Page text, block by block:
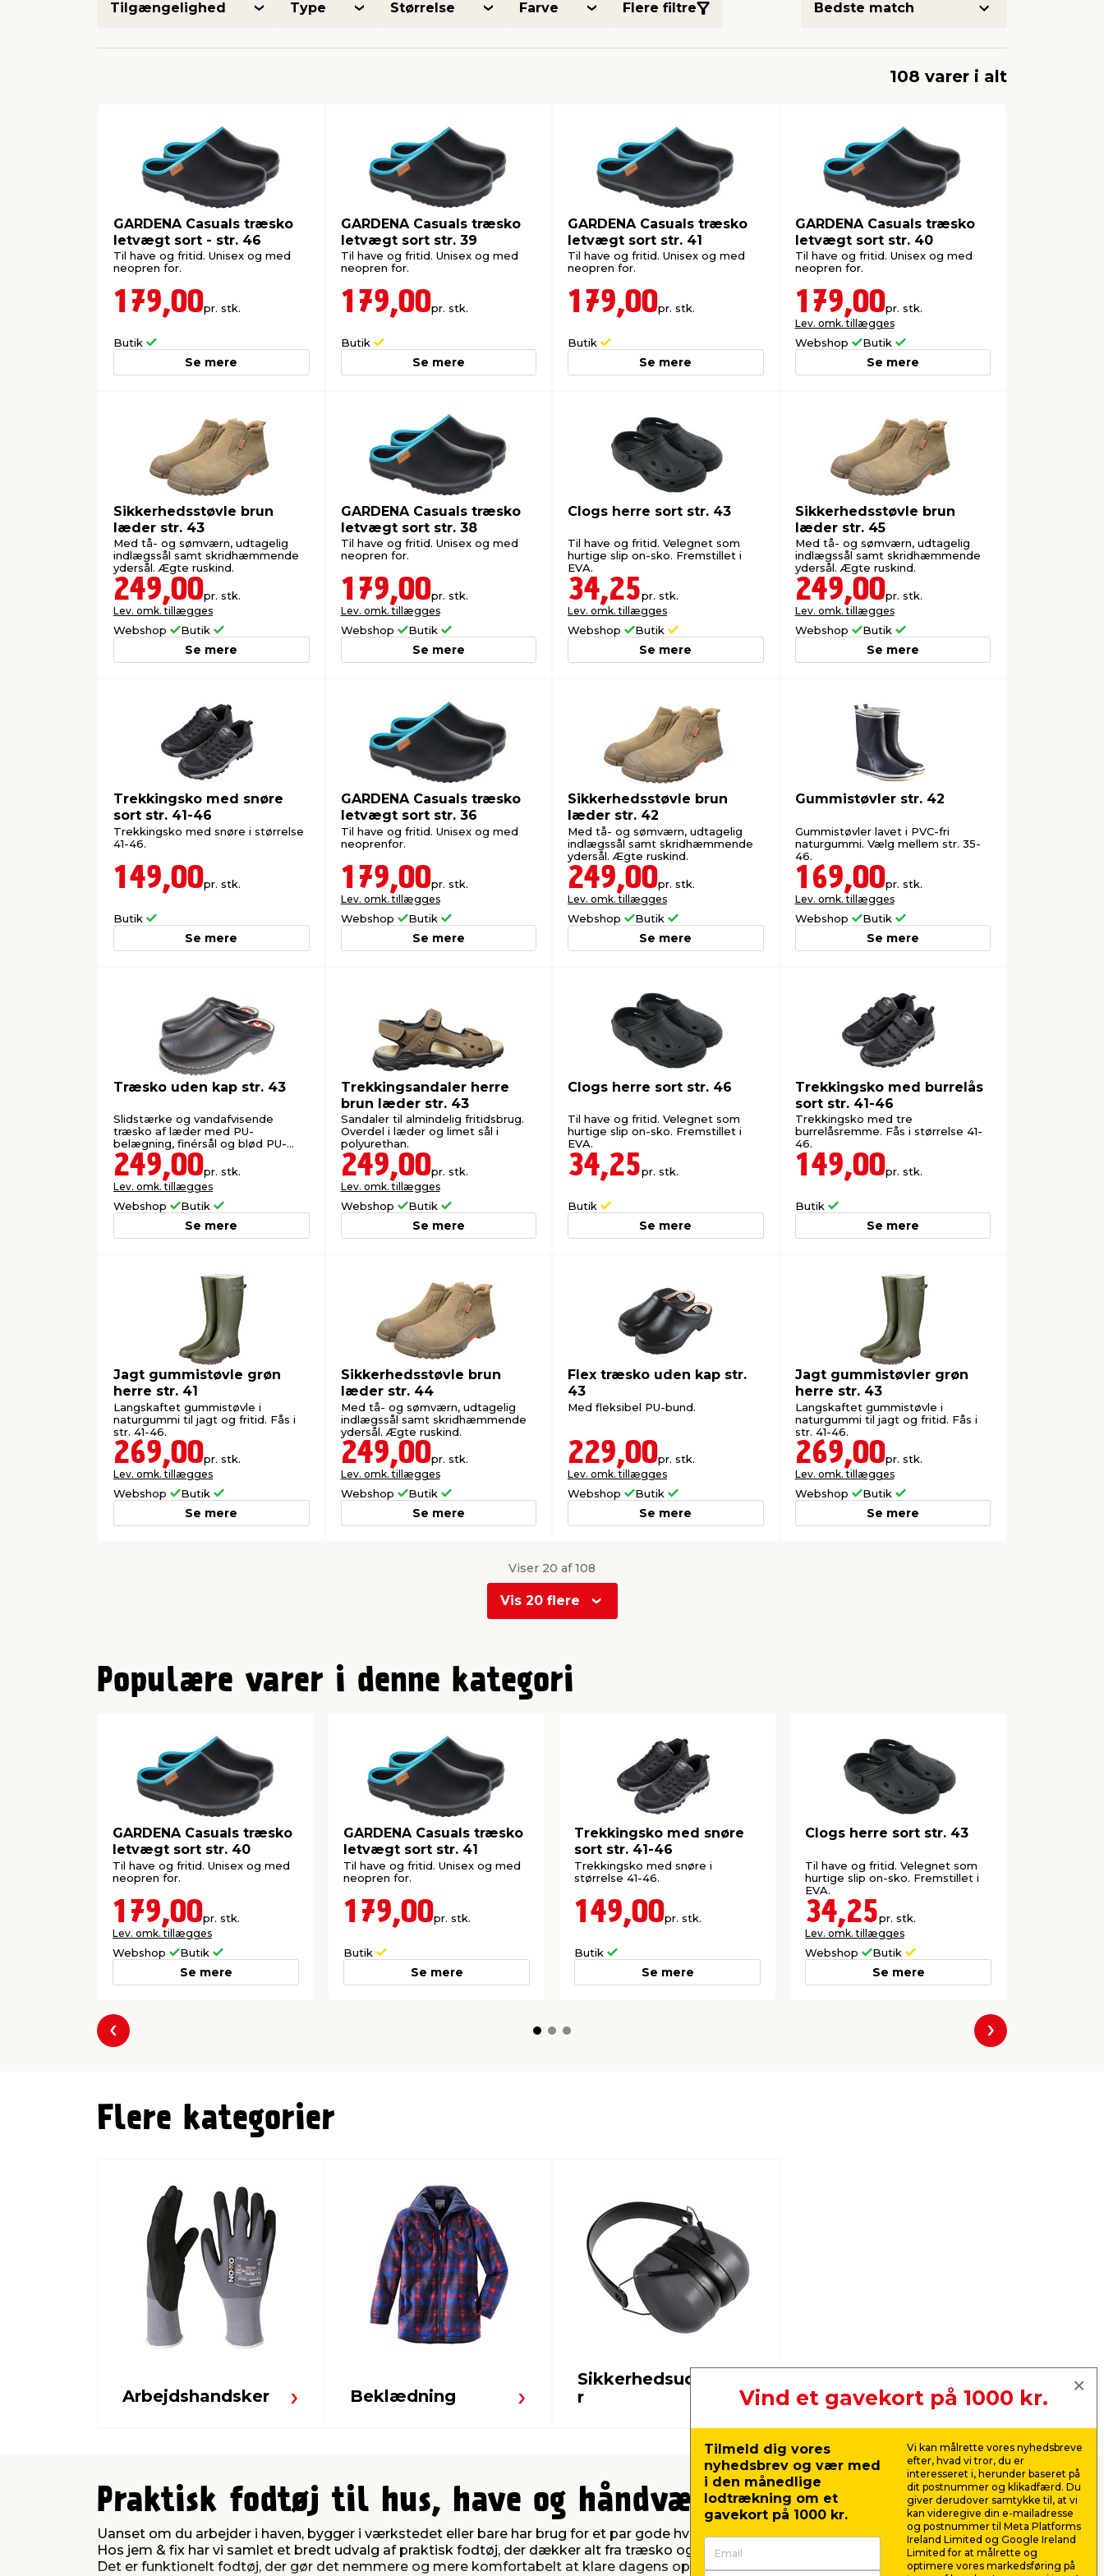
Tilgængelighed Type Størrelse Farve Flere filtre
108 varer i alt
GARDENA Casuals træsko
letvægt sort - str. 46
Til have og fritid. Unisex og med
neopren for.
179,00pr. stk.
Butik
Se mere
GARDENA Casuals træsko
letvægt sort str. 39
Til have og fritid. Unisex og med
neopren for.
179,00pr. stk.
Butik
Se mere
GARDENA Casuals træsko
letvægt sort str. 41
Til have og fritid. Unisex og med
neopren for.
179,00pr. stk.
Butik
Se mere
GARDENA Casuals træsko
letvægt sort str. 40
Til have og fritid. Unisex og med
neopren for.
179,00pr. stk.
Lev. omk. tillægges
Webshop Butik
Se mere
Sikkerhedsstøvle brun
læder str. 43
Med tå- og sømværn, udtagelig
indlægssål samt skridhæmmende
ydersål. Ægte ruskind.
249,00pr. stk.
Lev. omk. tillægges
Webshop Butik
Se mere
GARDENA Casuals træsko
letvægt sort str. 38
Til have og fritid. Unisex og med
neopren for.
179,00pr. stk.
Lev. omk. tillægges
Webshop Butik
Se mere
Clogs herre sort str. 43
Til have og fritid. Velegnet som
hurtige slip on-sko. Fremstillet i
EVA.
34,25pr. stk.
Lev. omk. tillægges
Webshop Butik
Se mere
Sikkerhedsstøvle brun
læder str. 45
Med tå- og sømværn, udtagelig
indlægssål samt skridhæmmende
ydersål. Ægte ruskind.
249,00pr. stk.
Lev. omk. tillægges
Webshop Butik
Se mere
Trekkingsko med snøre
sort str. 41-46
Trekkingsko med snøre i størrelse
41-46.
149,00pr. stk.
Butik
Se mere
GARDENA Casuals træsko
letvægt sort str. 36
Til have og fritid. Unisex og med
neoprenfor.
179,00pr. stk.
Lev. omk. tillægges
Webshop Butik
Se mere
Sikkerhedsstøvle brun
læder str. 42
Med tå- og sømværn, udtagelig
indlægssål samt skridhæmmende
ydersål. Ægte ruskind.
249,00pr. stk.
Lev. omk. tillægges
Webshop Butik
Se mere
Gummistøvler str. 42
Gummistøvler lavet i PVC-fri
naturgummi. Vælg mellem str. 35-
46.
169,00pr. stk.
Lev. omk. tillægges
Webshop Butik
Se mere
Træsko uden kap str. 43
Slidstærke og vandafvisende
træsko af læder med PU-
belægning, finérsål og blød PU-
bund.
249,00pr. stk.
Lev. omk. tillægges
Webshop Butik
Se mere
Trekkingsandaler herre
brun læder str. 43
Sandaler til almindelig fritidsbrug.
Overdel i læder og limet sål i
polyurethan.
249,00pr. stk.
Lev. omk. tillægges
Webshop Butik
Se mere
Clogs herre sort str. 46
Til have og fritid. Velegnet som
hurtige slip on-sko. Fremstillet i
EVA.
34,25pr. stk.
Butik
Se mere
Trekkingsko med burrelås
sort str. 41-46
Trekkingsko med tre
burrelåsremme. Fås i størrelse 41-
46.
149,00pr. stk.
Butik
Se mere
Jagt gummistøvle grøn
herre str. 41
Langskaftet gummistøvle i
naturgummi til jagt og fritid. Fås i
str. 41-46.
269,00pr. stk.
Lev. omk. tillægges
Webshop Butik
Se mere
Sikkerhedsstøvle brun
læder str. 44
Med tå- og sømværn, udtagelig
indlægssål samt skridhæmmende
ydersål. Ægte ruskind.
249,00pr. stk.
Lev. omk. tillægges
Webshop Butik
Se mere
Flex træsko uden kap str.
43
Med fleksibel PU-bund.
229,00pr. stk.
Lev. omk. tillægges
Webshop Butik
Se mere
Jagt gummistøvler grøn
herre str. 43
Langskaftet gummistøvle i
naturgummi til jagt og fritid. Fås i
str. 41-46.
269,00pr. stk.
Lev. omk. tillægges
Webshop Butik
Se mere
Viser 20 af 108
Vis 20 flere
2
3
Populære varer i denne kategori
GARDENA Casuals træsko
letvægt sort str. 40
Til have og fritid. Unisex og med
neopren for.
179,00pr. stk.
Lev. omk. tillægges
Webshop Butik
Se mere
GARDENA Casuals træsko
letvægt sort str. 41
Til have og fritid. Unisex og med
neopren for.
179,00pr. stk.
Butik
Se mere
Trekkingsko med snøre
sort str. 41-46
Trekkingsko med snøre i
størrelse 41-46.
149,00pr. stk.
Butik
Se mere
Clogs herre sort str. 43
Til have og fritid. Velegnet som
hurtige slip on-sko. Fremstillet i
EVA.
34,25pr. stk.
Lev. omk. tillægges
Webshop Butik
Se mere
Forrige Næste
Flere kategorier
Arbejdshandsker Beklædning
Sikkerhedsudsty
r
Praktisk fodtøj til hus, have og håndværk
Uanset om du arbejder i haven, bygger i værkstedet eller bare har brug for et par gode hverdagssko, så finder du det rette fodtøj her.
Hos jem & fix har vi samlet et bredt udvalg af praktisk fodtøj, der dækker alt fra træsko og gummistøvler til trekkingsandaler og -sko.
Det er funktionelt fodtøj, der gør det nemmere og mere komfortabelt at klare dagens opgaver – både inde og ude.
Vind et gavekort på 1000 kr.
Tilmeld dig vores
nyhedsbrev og vær med
i den månedlige
lodtrækning om et
gavekort på 1000 kr.
Vi kan målrette vores nyhedsbreve
efter, hvad vi tror, du er
interesseret i, herunder baseret på
dit postnummer og klikadfærd. Du
giver derudover samtykke til, at vi
kan videregive din e-mailadresse
og postnummer til Meta Platforms
Ireland Limited og Google Ireland
Limited for at målrette og
optimere vores markedsføring på